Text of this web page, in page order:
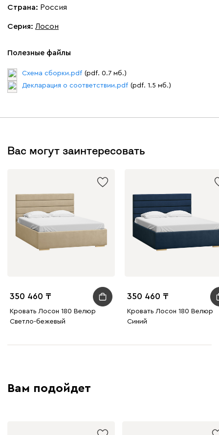
Страна: Россия
Серия: Лосон
Полезные файлы
Схема сборки.pdf (pdf. 0.7 мб.)
Декларация о соответствии.pdf (pdf. 1.5 мб.)
Вас могут заинтересовать
350 460
Кровать Лосон 180 Велюр
Светло-бежевый
350 460
Кровать Лосон 180 Велюр
Синий
Вам подойдет